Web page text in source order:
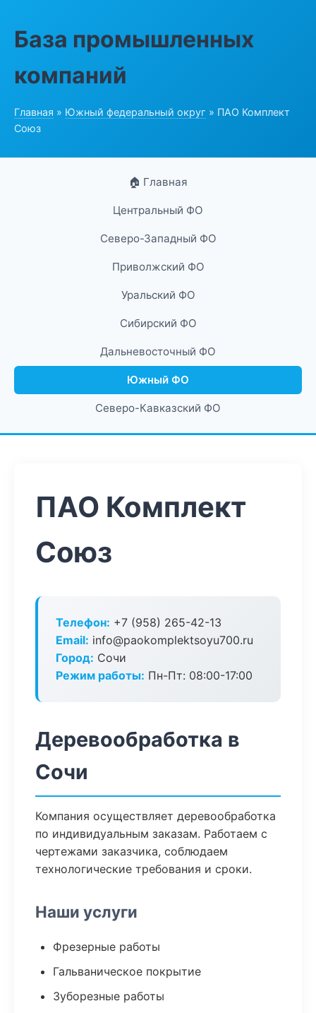
База промышленных
компаний
Главная » Южный федеральный округ » ПАО Комплект
Союз
🏠 Главная
Центральный ФО
Северо-Западный ФО
Приволжский ФО
Уральский ФО
Сибирский ФО
Дальневосточный ФО
Южный ФО
Северо-Кавказский ФО
ПАО Комплект
Союз
Телефон: +7 (958) 265-42-13
Email: info@paokomplektsoyu700.ru
Город: Сочи
Режим работы: Пн-Пт: 08:00-17:00
Деревообработка в
Сочи
Компания осуществляет деревообработка
по индивидуальным заказам. Работаем с
чертежами заказчика, соблюдаем
технологические требования и сроки.
Наши услуги
Фрезерные работы
Гальваническое покрытие
Зуборезные работы